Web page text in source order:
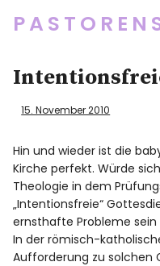
Startseite
Über
Social Media
Newsletter
Impressum/
15. November 2010
Hin und wieder ist die
Kirche perfekt. Würde
Theologie in dem
„Intentionsfreie“
ernsthafte Probleme sein
In der römisch-
Aufforderung zu solchen